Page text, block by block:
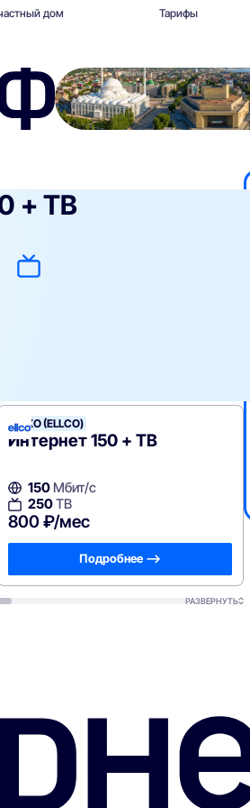
дом Тарифы
+ ТВ
ЭЛКО (ELLCO)
Интернет 150 + ТВ
150 Мбит/с
250ТВ
800 ₽/мес
Подробнее —>
РАЗВЕРНУТЬ